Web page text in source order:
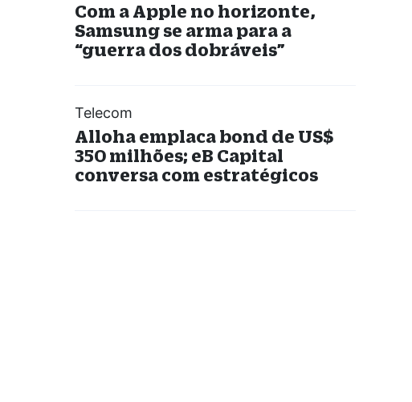
Com a Apple no horizonte,
Samsung se arma para a
“guerra dos dobráveis”
Telecom
Alloha emplaca bond de US$
350 milhões; eB Capital
conversa com estratégicos